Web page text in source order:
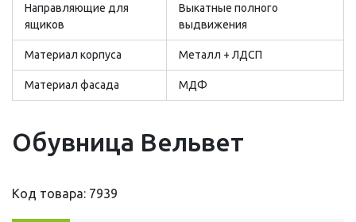
Направляющие для
ящиков
Выкатные полного
выдвижения
Материал корпуса Металл + ЛДСП
Материал фасада МДФ
Обувница Вельвет
Код товара: 7939